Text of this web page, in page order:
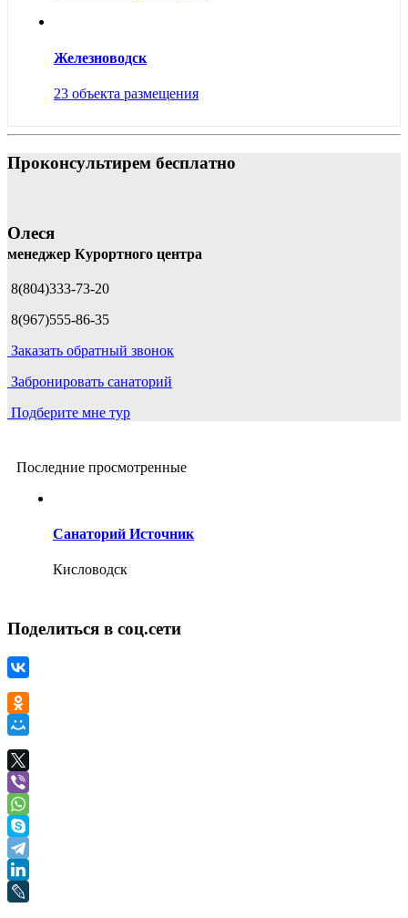
Железноводск
23 объекта размещения
Проконсультирем бесплатно
Олеся
менеджер Курортного центра
8(804)333-73-20
8(967)555-86-35
Заказать обратный звонок
Забронировать санаторий
Подберите мне тур
Последние просмотренные
Санаторий Источник
Кисловодск
Поделиться в соц.сети